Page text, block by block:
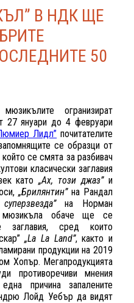
В НДК ЩЕ
50
огранизират
27 януари до 4 февруари
Лидл” почитателите
се образци от
се смята за разбивач
класически заглавия
като„Ах, този джаз”и
„Брилянтин”на Рандал
на Норман
мюзикъла обаче ще се
заглавия, сред които
„La La Land”, както и
продукции на 2019
Хопър. Мегапродукцията
противоречиви мнения
причина запалените
Лойд Уебър да видят